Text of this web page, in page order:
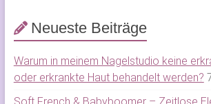
Neueste Beiträge
Warum in meinem Nagelstudio keine
oder erkrankte Haut behandelt werden?